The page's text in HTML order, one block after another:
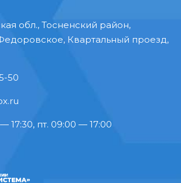
обл., Тосненский район,
Квартальный проезд,
50
17:30, пт. 09:00 — 17:00